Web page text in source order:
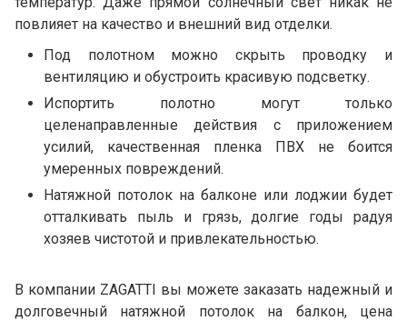
повлияет на качество и внешний вид отделки.
Под полотном можно скрыть проводку и
вентиляцию и обустроить красивую подсветку.
Испортить полотно могут только
целенаправленные действия с приложением
усилий, качественная пленка ПВХ не боится
умеренных повреждений.
Натяжной потолок на балконе или лоджии будет
отталкивать пыль и грязь, долгие годы радуя
хозяев чистотой и привлекательностью.
В компании ZAGATTI вы можете заказать надежный и
долговечный натяжной потолок на балкон, цена